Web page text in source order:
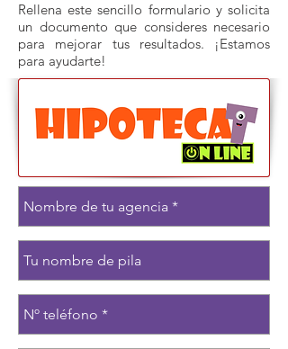
Rellena este sencillo formulario y solicita
un documento que consideres necesario
para mejorar tus resultados. ¡Estamos
para ayudarte!